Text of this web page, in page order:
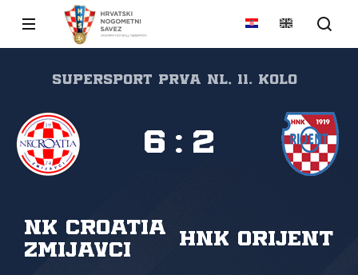
SuperSport Prva NL, 11. kolo
NK Croatia
Zmijavci
HNK Orijent
6 : 2